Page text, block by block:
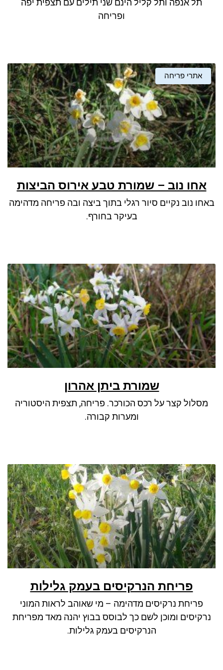
תל אנפה ותל קליל הינם שני תילים עם תצפית יפה
ופריחה
אתרי פריחה
אחו נוב – שמורת טבע אירוס הביצות
באחו נוב נקיים סיור רגלי בתוך ביצה ובה פריחה מדהימה
בעיקר בחורף.
שמורת ביתן אהרון
מסלול קצר על רכס הכורכר. פריחה, תצפית היסטוריה
ומערות קבורה.
פריחת הנרקיסים בעמק גלילות
פריחת נרקיסים מדהימה – מי שאוהב לראות המוני
נרקיסים ומוכן לשם כך לבוסס בבוץ יהנה מאד מפריחת
הנרקיסים בעמק גלילות.